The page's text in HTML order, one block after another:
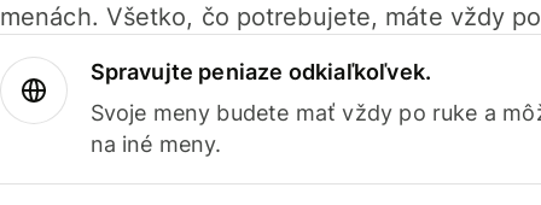
menách. Všetko, čo potrebujete, máte vždy
Spravujte peniaze odkiaľkoľvek.
Svoje meny budete mať vždy po ruke a
na iné meny.